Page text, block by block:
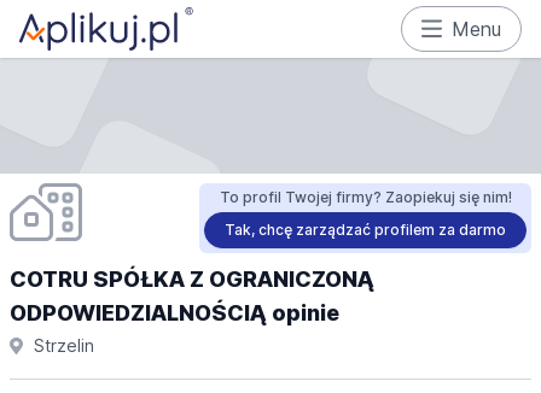
Menu
To profil Twojej firmy? Zaopiekuj się nim!
Tak, chcę zarządzać profilem za darmo
COTRU SPÓŁKA Z OGRANICZONĄ
ODPOWIEDZIALNOŚCIĄ opinie
Strzelin